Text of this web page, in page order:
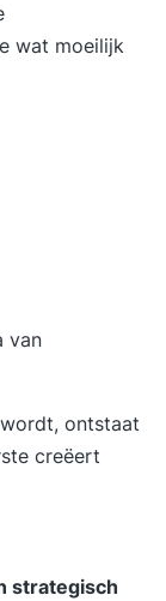
wat moeilijk
van
ontstaat
creëert
strategisch